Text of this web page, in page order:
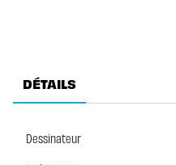
DÉTAILS
Dessinateur